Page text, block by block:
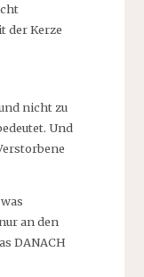
der Kerze
nicht zu
Und
an den
DANACH